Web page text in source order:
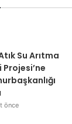
Su Arıtma
Projesi’ne
önce